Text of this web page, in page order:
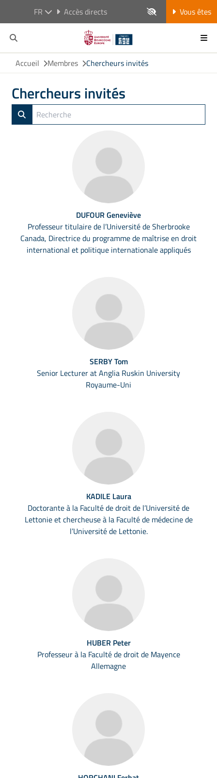
FR Accès directs Vous êtes
Accueil Membres Chercheurs invités
Chercheurs invités
DUFOUR Geneviève
Professeur titulaire de l’Université de Sherbrooke
Canada, Directrice du programme de maîtrise en droit
international et politique internationale appliqués
SERBY Tom
Senior Lecturer at Anglia Ruskin University
Royaume-Uni
KADILE Laura
Doctorante à la Faculté de droit de l’Université de
Lettonie et chercheuse à la Faculté de médecine de
l’Université de Lettonie.
HUBER Peter
Professeur à la Faculté de droit de Mayence
Allemagne